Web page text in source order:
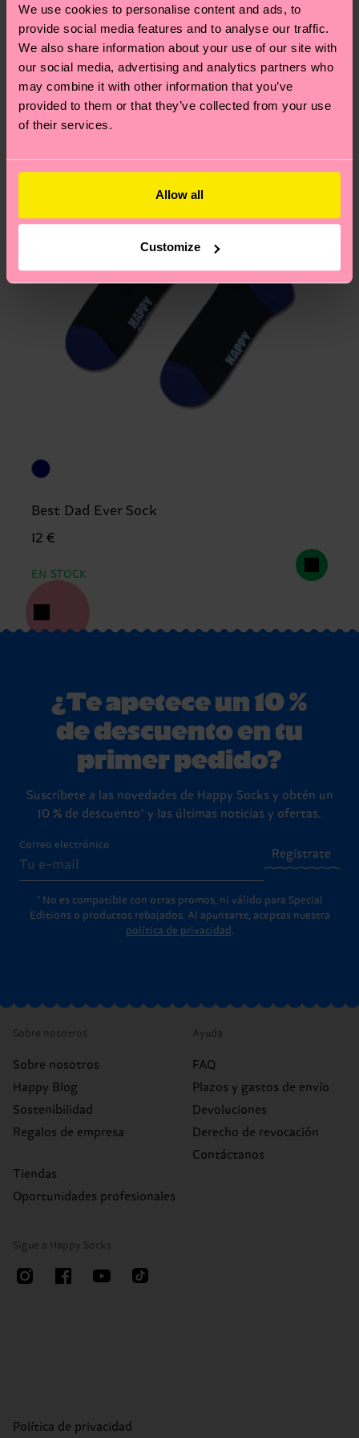
We use cookies to personalise content and ads, to
provide social media features and to analyse our traffic.
We also share information about your use of our site with
our social media, advertising and analytics partners who
may combine it with other information that you’ve
provided to them or that they’ve collected from your use
of their services.
Allow all
Customize
de sostenibilidad.
tiempo exacto puede variar según el servicio
postal local.
¿Tienes dudas sobre las devoluciones? Visita
nuestra página de Devolucionespara ver las
respuestas a las preguntas más frecuentes.
Creemos que te va a encantar Diseños parecidos
Idea para regalo
Best Dad Ever Sock
12 €
EN STOCK
¿Te apetece un 10 %
de descuento en tu
primer pedido?
Suscríbete a las novedades de Happy Socks y obtén un
10 % de descuento* y las últimas noticias y ofertas.
Correo electrónico
Regístrate
* No es compatible con otras promos, ni válido para Special
Editions o productos rebajados. Al apuntarte, aceptas nuestra
política de privacidad .
Sobre nosotros
Sobre nosotros
Happy Blog
Sostenibilidad
Regalos de empresa
Tiendas
Oportunidades profesionales
Ayuda
FAQ
Plazos y gastos de envío
Devoluciones
Derecho de revocación
Contáctanos
Sigue a Happy Socks
Política de privacidad